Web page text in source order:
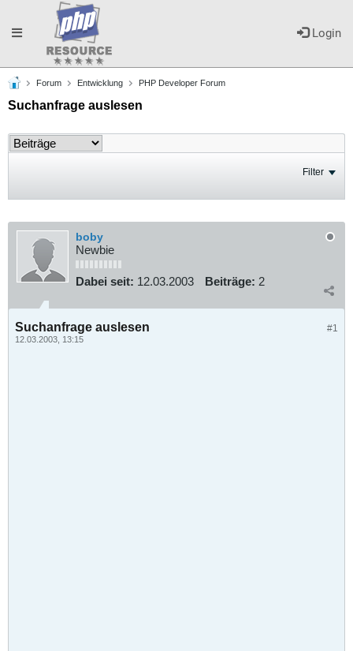
Login
Toggle
navigation
Forum Entwicklung PHP Developer Forum
Suchanfrage auslesen
Filter
boby
Newbie
Dabei seit: 12.03.2003 Beiträge: 2
#1
Suchanfrage auslesen
12.03.2003, 13:15